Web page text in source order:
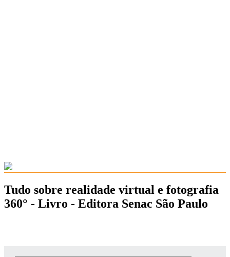
Tudo sobre realidade virtual e fotografia
360° - Livro - Editora Senac São Paulo